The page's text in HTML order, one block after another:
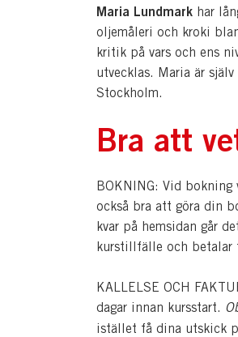
Maria Lundmark har
oljemåleri och kroki
kritik på vars och ens
utvecklas. Maria är
Stockholm.
Bra att
BOKNING: Vid bokning
också bra att göra din
kvar på hemsidan går
kurstillfälle och betalar
KALLELSE OCH
dagar innan kursstart.
istället få dina utskick